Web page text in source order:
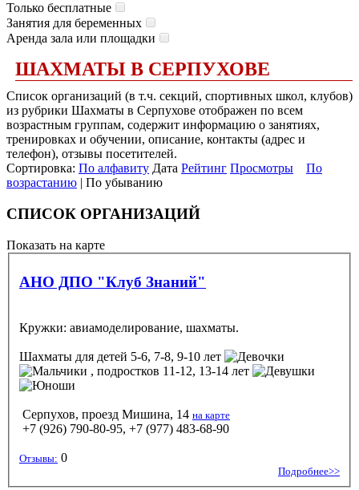
Только бесплатные
Занятия для беременных
Аренда зала или площадки
ШАХМАТЫ В СЕРПУХОВЕ
Список организаций (в т.ч. секций, спортивных школ, клубов)
из рубрики Шахматы в Серпухове отображен по всем
возрастным группам, содержит информацию о занятиях,
тренировках и обучении, описание, контакты (адрес и
телефон), отзывы посетителей.
Сортировка: По алфавиту Дата Рейтинг Просмотры
По
возрастанию | По убыванию
СПИСОК ОРГАНИЗАЦИЙ
Показать на карте
АНО ДПО "Клуб Знаний"
Кружки: авиамоделирование, шахматы.
Шахматы для детей 5-6, 7-8, 9-10 лет
, подростков 11-12, 13-14 лет
Серпухов, проезд Мишина, 14 на карте
+7 (926) 790-80-95, +7 (977) 483-68-90
Отзывы: 0
Подробнее>>